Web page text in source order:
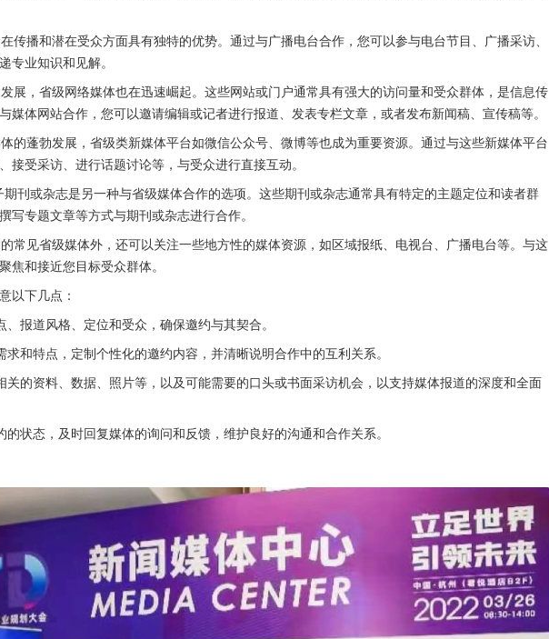
传播和潜在受众方面具有独特的优势。通过与广播电台合作，您可以参与电台节目、广播采访、
专业知识和见解。
展，省级网络媒体也在迅速崛起。这些网站或门户通常具有强大的访问量和受众群体，是信息传
媒体网站合作，您可以邀请编辑或记者进行报道、发表专栏文章，或者发布新闻稿、宣传稿等。
的蓬勃发展，省级类新媒体平台如微信公众号、微博等也成为重要资源。通过与这些新媒体平台
接受采访、进行话题讨论等，与受众进行直接互动。
刊或杂志是另一种与省级媒体合作的选项。这些期刊或杂志通常具有特定的主题定位和读者群
写专题文章等方式与期刊或杂志进行合作。
常见省级媒体外，还可以关注一些地方性的媒体资源，如区域报纸、电视台、广播电台等。与这
焦和接近您目标受众群体。
以下几点：
报道风格、定位和受众，确保邀约与其契合。
和特点，定制个性化的邀约内容，并清晰说明合作中的互利关系。
关的资料、数据、照片等，以及可能需要的口头或书面采访机会，以支持媒体报道的深度和全面
状态，及时回复媒体的询问和反馈，维护良好的沟通和合作关系。